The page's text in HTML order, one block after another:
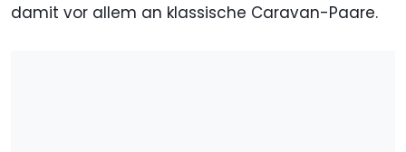
damit vor allem an klassische Caravan-Paare.